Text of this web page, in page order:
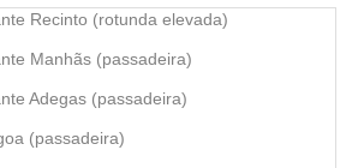
Recinto (rotunda elevada)
Manhãs (passadeira)
Adegas (passadeira)
(passadeira)